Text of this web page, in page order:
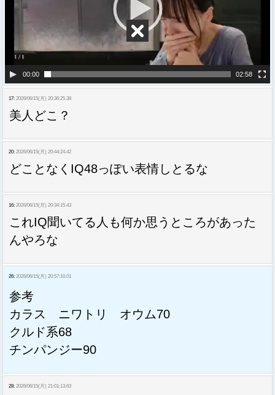
ー
00:00 02:58
17: 2026/06/15(月) 20:36:25.38
美人どこ？
20: 2026/06/15(月) 20:44:24.42
どことなくIQ48っぽい表情しとるな
16: 2026/06/15(月) 20:34:15.43
これIQ聞いてる人も何か思うところがあった
んやろな
26: 2026/06/15(月) 20:57:10.01
参考
カラス ニワトリ オウム70
クルド系68
チンパンジー90
28: 2026/06/15(月) 21:01:13.63